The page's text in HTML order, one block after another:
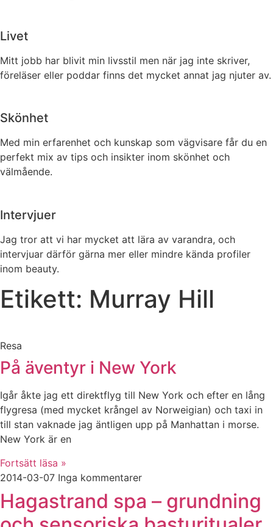
Livet
Mitt jobb har blivit min livsstil men när jag inte skriver,
föreläser eller poddar finns det mycket annat jag njuter av.
Skönhet
Med min erfarenhet och kunskap som vägvisare får du en
perfekt mix av tips och insikter inom skönhet och
välmående.
Intervjuer
Jag tror att vi har mycket att lära av varandra, och
intervjuar därför gärna mer eller mindre kända profiler
inom beauty.
Etikett: Murray Hill
Resa
På äventyr i New York
Igår åkte jag ett direktflyg till New York och efter en lång
flygresa (med mycket krångel av Norweigian) och taxi in
till stan vaknade jag äntligen upp på Manhattan i morse.
New York är en
Fortsätt läsa »
2014-03-07 Inga kommentarer
Hagastrand spa – grundning